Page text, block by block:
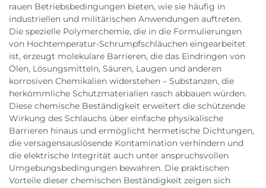
rauen Betriebsbedingungen bieten, wie sie häufig in
industriellen und militärischen Anwendungen auftreten.
Die spezielle Polymerchemie, die in die Formulierungen
von Hochtemperatur-Schrumpfschläuchen eingearbeitet
ist, erzeugt molekulare Barrieren, die das Eindringen von
Ölen, Lösungsmitteln, Säuren, Laugen und anderen
korrosiven Chemikalien widerstehen – Substanzen, die
herkömmliche Schutzmaterialien rasch abbauen würden.
Diese chemische Beständigkeit erweitert die schützende
Wirkung des Schlauchs über einfache physikalische
Barrieren hinaus und ermöglicht hermetische Dichtungen,
die versagensauslösende Kontamination verhindern und
die elektrische Integrität auch unter anspruchsvollen
Umgebungsbedingungen bewahren. Die praktischen
Vorteile dieser chemischen Beständigkeit zeigen sich